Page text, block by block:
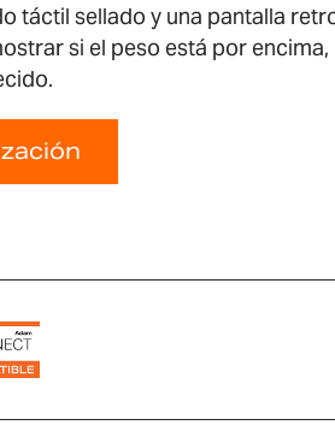
táctil sellado y una pantalla
si el peso está por